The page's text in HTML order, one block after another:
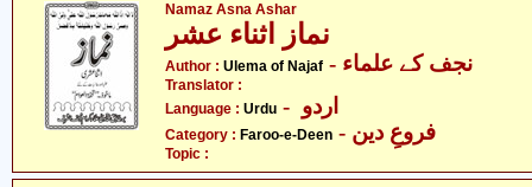
Namaz Asna Ashar
نماز اثناء عشر
Author : Ulema of Najaf - نجف کے علماء
Translator :
Language : Urdu
Category : Faroo-e-Deen - فروعِ دین
Topic :